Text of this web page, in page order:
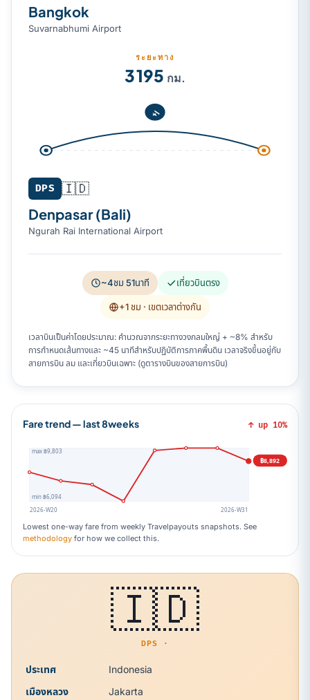
Bangkok
Suvarnabhumi Airport
ระยะทาง
3 195 กม.
DPS 🇮🇩
Denpasar (Bali)
Ngurah Rai International Airport
~4ชม 51นาที เที่ยวบินตรง
+1 ชม · เขตเวลาต่างกัน
เวลาบินเป็นค่าโดยประมาณ: คำนวณจากระยะทางวงกลมใหญ่ + ~8% สำหรับ
การกำหนดเส้นทางและ ~45 นาทีสำหรับปฏิบัติการภาคพื้นดิน เวลาจริงขึ้นอยู่กับ
สายการบิน ลม และเที่ยวบินเฉพาะ (ดูตารางบินของสายการบิน)
Fare trend — last 8weeks ↑ up 10%
฿8,892
max ฿9,803
min ฿6,094
2026-W20
2026-W31
Lowest one-way fare from weekly Travelpayouts snapshots. See
methodology for how we collect this.
🇮🇩
DPS ·
ประเทศ
Indonesia
เมืองหลวง
Jakarta